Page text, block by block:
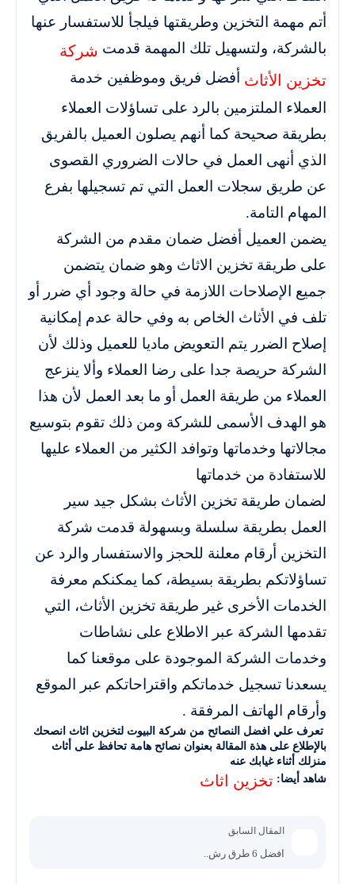
أتم مهمة التخزين وطريقتها فيلجأ للاستفسار عنها
بالشركة، ولتسهيل تلك المهمة قدمت شركة
تخزين الأثاث أفضل فريق وموظفين خدمة
العملاء الملتزمين بالرد على تساؤلات العملاء
بطريقة صحيحة كما أنهم يصلون العميل بالفريق
الذي أنهى العمل في حالات الضروري القصوى
عن طريق سجلات العمل التي تم تسجيلها بفرع
المهام التامة.
يضمن العميل أفضل ضمان مقدم من الشركة
على طريقة تخزين الاثاث وهو ضمان يتضمن
جميع الإصلاحات اللازمة في حالة وجود أي ضرر أو
تلف في الأثاث الخاص به وفي حالة عدم إمكانية
إصلاح الضرر يتم التعويض ماديا للعميل وذلك لأن
الشركة حريصة جدا على رضا العملاء وألا ينزعج
العملاء من طريقة العمل أو ما بعد العمل لأن هذا
هو الهدف الأسمى للشركة ومن ذلك تقوم بتوسيع
مجالاتها وخدماتها وتوافد الكثير من العملاء عليها
للاستفادة من خدماتها
لضمان طريقة تخزين الأثاث بشكل جيد سير
العمل بطريقة سلسلة وبسهولة قدمت شركة
التخزين أرقام معلنة للحجز والاستفسار والرد عن
تساؤلاتكم بطريقة بسيطة، كما يمكنكم معرفة
الخدمات الأخرى غير طريقة تخزين الأثاث، التي
تقدمها الشركة عبر الاطلاع على نشاطات
وخدمات الشركة الموجودة على موقعنا كما
يسعدنا تسجيل خدماتكم واقتراحاتكم عبر الموقع
وأرقام الهاتف المرفقة .
تعرف علي افضل النصائح من شركة البيوت لتخزين اثاث انصحك
بالإطلاع على هذة المقالة بعنوان نصائح هامة تحافظ على أثاث
منزلك أثناء غيابك عنه
شاهد أيضا: تخزين اثاث
المقال السابق
افضل 6 طرق رش..